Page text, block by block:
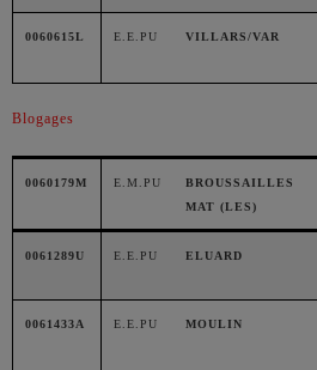
0060615L E.E.PU VILLARS/VAR
Blogages
0060179M E.M.PU
BROUSSAILLES
MAT (LES)
0061289U E.E.PU ELUARD
0061433A E.E.PU MOULIN